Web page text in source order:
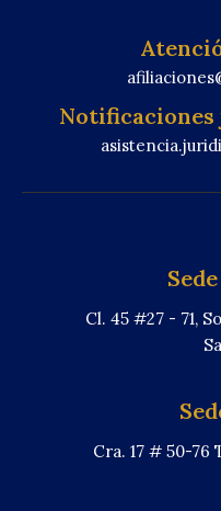
Cl. 45 #27 - 71,
Cra. 17 # 50-76